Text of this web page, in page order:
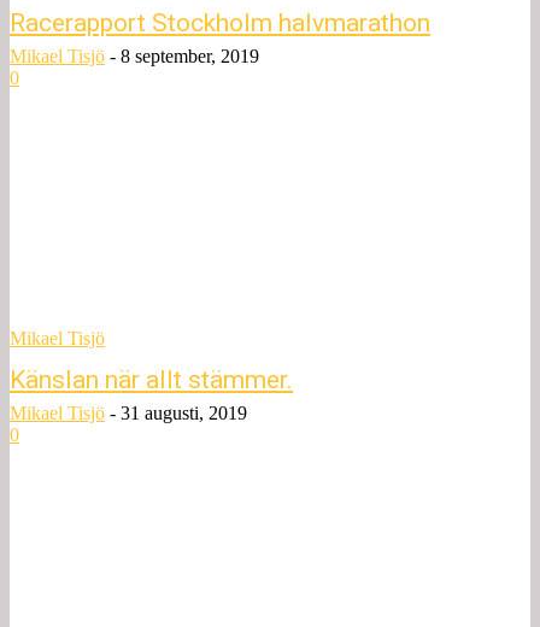
Racerapport Stockholm halvmarathon
Mikael Tisjö - 8 september, 2019
0
Mikael Tisjö
Känslan när allt stämmer.
Mikael Tisjö - 31 augusti, 2019
0